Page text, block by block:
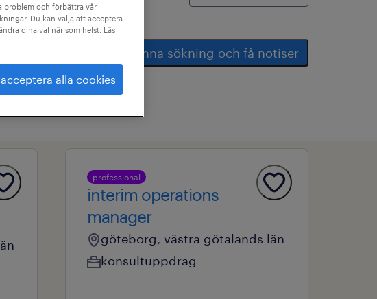
spara denna sökning och få notiser
professional
interim operations
manager
göteborg, västra götalands län
konsultuppdrag
problem och förbättra vår
Du kan välja att acceptera
dina val när som helst. Läs
acceptera alla cookies